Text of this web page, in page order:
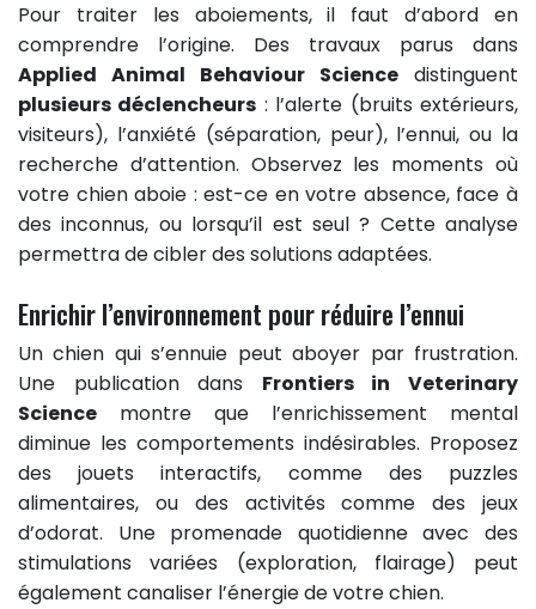
Pour traiter les aboiements, il faut d’abord en
comprendre l’origine. Des travaux parus dans
Applied Animal Behaviour Science distinguent
plusieurs déclencheurs : l’alerte (bruits extérieurs,
visiteurs), l’anxiété (séparation, peur), l’ennui, ou la
recherche d’attention. Observez les moments où
votre chien aboie : est-ce en votre absence, face à
des inconnus, ou lorsqu’il est seul ? Cette analyse
permettra de cibler des solutions adaptées.
Enrichir l’environnement pour réduire l’ennui
Un chien qui s’ennuie peut aboyer par frustration.
Une publication dans Frontiers in Veterinary
Science montre que l’enrichissement mental
diminue les comportements indésirables. Proposez
des jouets interactifs, comme des puzzles
alimentaires, ou des activités comme des jeux
d’odorat. Une promenade quotidienne avec des
stimulations variées (exploration, flairage) peut
également canaliser l’énergie de votre chien.